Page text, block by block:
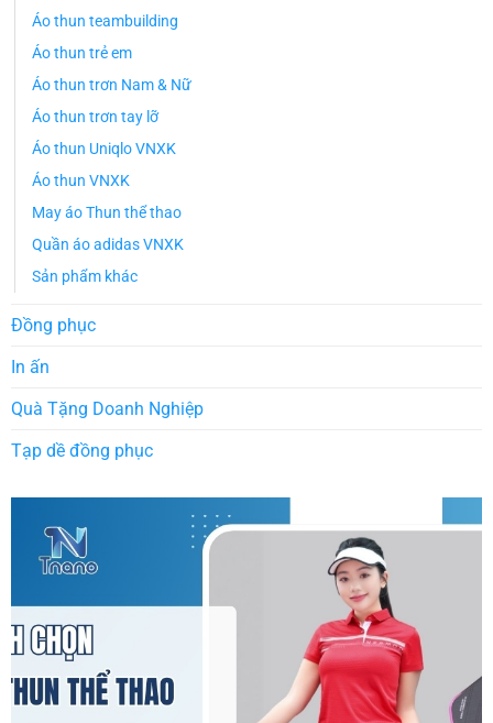
Áo thun teambuilding
Áo thun trẻ em
Áo thun trơn Nam & Nữ
Áo thun trơn tay lỡ
Áo thun Uniqlo VNXK
Áo thun VNXK
May áo Thun thể thao
Quần áo adidas VNXK
Sản phẩm khác
Đồng phục
In ấn
Quà Tặng Doanh Nghiệp
Tạp dề đồng phục